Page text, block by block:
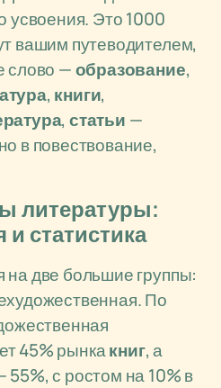
усвоения. Это 1000
вашим путеводителем,
слово —образование,
, книги,
,статьи —
в повествование,
литературы:
статистика
на две большие группы:
По
45% рынкакниг, а
с ростом на 10% в